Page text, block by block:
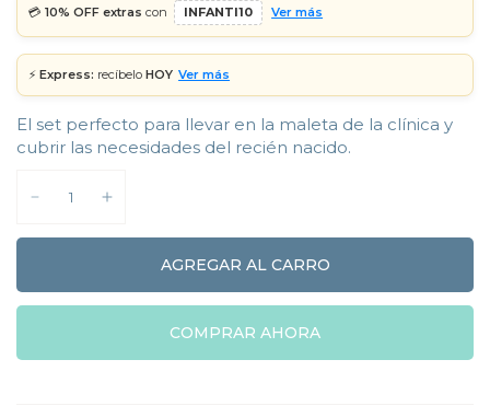
💳10% OFF extras con INFANTI10 Ver más
⚡Express: recíbeloHOY Ver más
El set perfecto para llevar en la maleta de la clínica y
cubrir las necesidades del recién nacido.
AGREGAR AL CARRO
COMPRAR AHORA